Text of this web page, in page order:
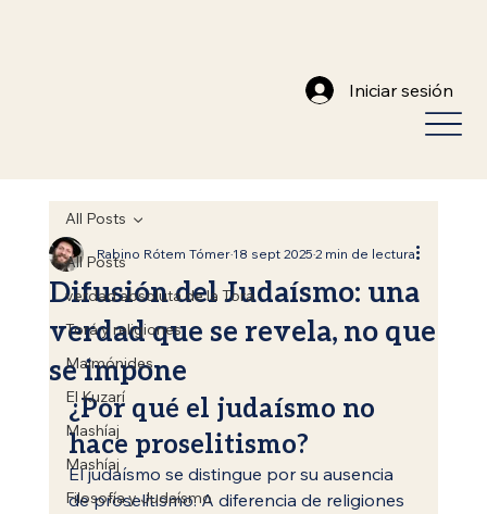
Iniciar sesión
All Posts
verdad absoluta de la Torá
Torá y religiones
Maimónides
El Kuzarí
Mashíaj
Mashíaj
Filosofía y Judaísmo
All Posts
Difusión del Judaísmo: una
verdad que se revela, no que
se impone
Rabino Rótem Tómer18 sept 20252 min de lectura
¿Por qué el judaísmo no
hace proselitismo?
El judaísmo se distingue por su ausencia
de proselitismo. A diferencia de religiones